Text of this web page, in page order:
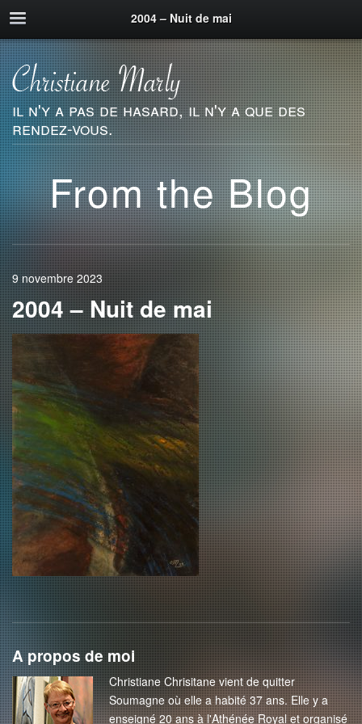
2004 – Nuit de mai
il n'y a pas de hasard, il n'y a que des
rendez-vous.
From the Blog
9 novembre 2023
2004 – Nuit de mai
A propos de moi
Christiane Chrisitane vient de quitter
Soumagne où elle a habité 37 ans. Elle y a
enseigné 20 ans à l'Athénée Royal et organisé